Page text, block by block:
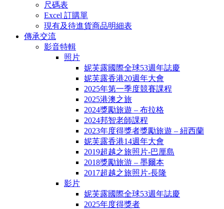
尺碼表
Excel 訂購單
現有及待進貨商品明細表
傳承交流
影音特輯
照片
妮芙露國際全球53週年誌慶
妮芙露香港20週年大會
2025年第一季度競賽課程
2025港澳之旅
2024獎勵旅遊 – 布拉格
2024邦智老師課程
2023年度得獎者獎勵旅遊 – 紐西蘭
妮芙露香港14週年大會
2019超越之旅照片-巴厘島
2018獎勵旅游 – 墨爾本
2017超越之旅照片-長隆
影片
妮芙露國際全球53週年誌慶
2025年度得獎者